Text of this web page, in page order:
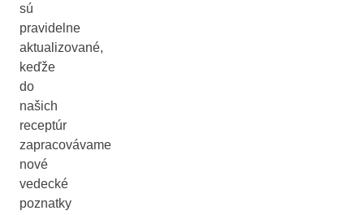
sú
pravidelne
aktualizované,
keďže
do
našich
receptúr
zapracovávame
nové
vedecké
poznatky